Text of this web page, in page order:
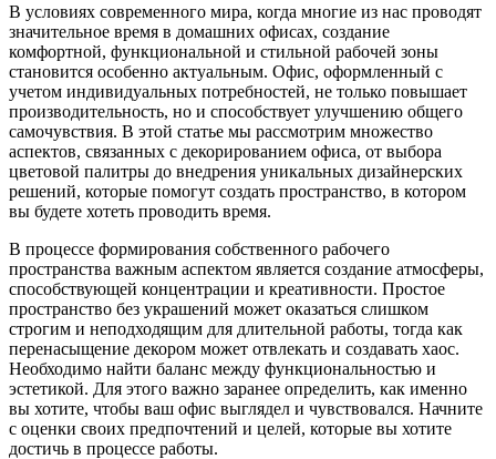
В условиях современного мира, когда многие из нас проводят
значительное время в домашних офисах, создание
комфортной, функциональной и стильной рабочей зоны
становится особенно актуальным. Офис, оформленный с
учетом индивидуальных потребностей, не только повышает
производительность, но и способствует улучшению общего
самочувствия. В этой статье мы рассмотрим множество
аспектов, связанных с декорированием офиса, от выбора
цветовой палитры до внедрения уникальных дизайнерских
решений, которые помогут создать пространство, в котором
вы будете хотеть проводить время.
В процессе формирования собственного рабочего
пространства важным аспектом является создание атмосферы,
способствующей концентрации и креативности. Простое
пространство без украшений может оказаться слишком
строгим и неподходящим для длительной работы, тогда как
перенасыщение декором может отвлекать и создавать хаос.
Необходимо найти баланс между функциональностью и
эстетикой. Для этого важно заранее определить, как именно
вы хотите, чтобы ваш офис выглядел и чувствовался. Начните
с оценки своих предпочтений и целей, которые вы хотите
достичь в процессе работы.